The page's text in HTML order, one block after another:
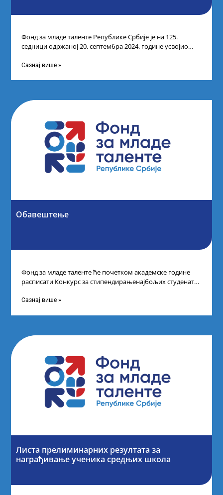
Фонд за младе таленте Републике Србије је на 125.
седници одржаној 20. септембра 2024. године усвојио
Сазнај више »
Обавештење
Фонд за младе таленте ће почетком академске године
расписати Конкурс за стипендирањенајбољих студената
Сазнај више »
Листа прелиминарних резултата за
награђивање ученика средњих школа